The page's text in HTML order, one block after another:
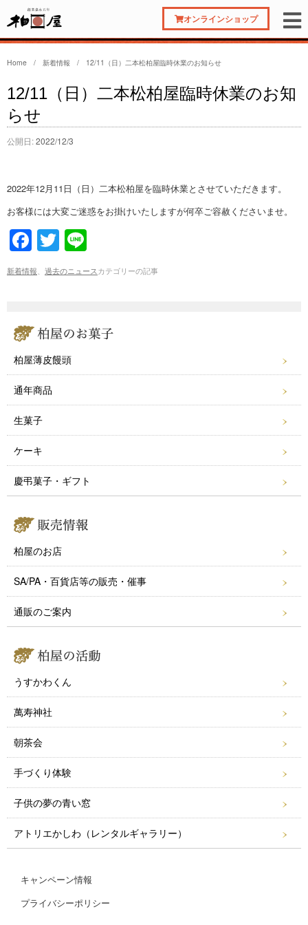
オンラインショップ
Home / 新着情報 / 12/11（日）二本松柏屋臨時休業のお知らせ
12/11（日）二本松柏屋臨時休業のお知
らせ
公開日:2022/12/3
2022年12月11日（日）二本松柏屋を臨時休業とさせていただきます。
お客様には大変ご迷惑をお掛けいたしますが何卒ご容赦くださいませ。
F
a
c
b
o
o
k
T
wi
tt
n
e
新着情報 過去のニュースカテゴリーの記事
柏屋薄皮饅頭
通年商品
生菓子
ケーキ
慶弔菓子・ギフト
柏屋のお店
SA/PA・百貨店等の販売・催事
通販のご案内
うすかわくん
萬寿神社
朝茶会
手づくり体験
子供の夢の青い窓
アトリエかしわ（レンタルギャラリー）
キャンペーン情報
プライバシーポリシー